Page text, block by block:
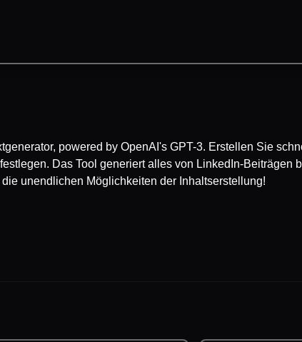
powered by OpenAI's GPT-3. Erstellen Sie
Das Tool generiert alles von LinkedIn-Beiträgen
unendlichen Möglichkeiten der Inhaltserstellung!